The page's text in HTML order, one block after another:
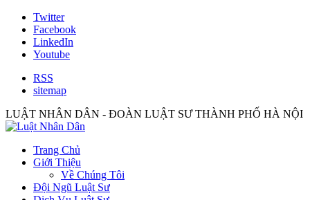
Twitter
Facebook
LinkedIn
Youtube
RSS
sitemap
LUẬT NHÂN DÂN - ĐOÀN LUẬT SƯ THÀNH PHỐ HÀ NỘI
Trang Chủ
Giới Thiệu
Về Chúng Tôi
Đội Ngũ Luật Sư